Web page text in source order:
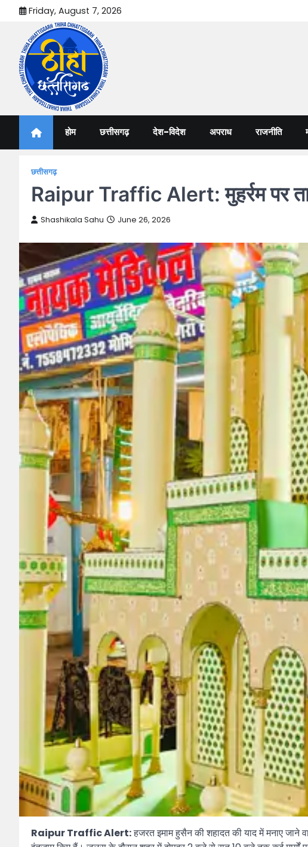
content
Friday, August 7, 2026
Thiha Chhattisgarh
होम छत्तीसगढ़ देश-विदेश अपराध राजनीति
छत्तीसगढ़
Raipur Traffic Alert: मुहर्रम पर
Shashikala Sahu June 26, 2026
Raipur Traffic Alert:हजरत इमाम हुसैन की शहादत की याद में मनाए जाने